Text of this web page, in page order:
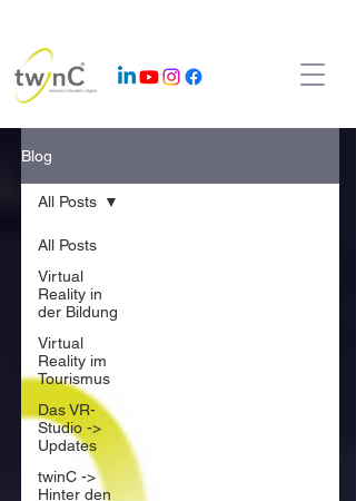
Blog
All Posts
Virtual
Reality in
der Bildung
Virtual
Reality im
Tourismus
Das VR-
Studio ->
Updates
twinC ->
Hinter den
All Posts